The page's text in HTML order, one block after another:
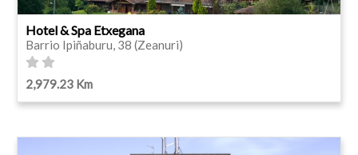
Hotel & Spa Etxegana
Barrio Ipiñaburu, 38 (Zeanuri)
2,979.23 Km